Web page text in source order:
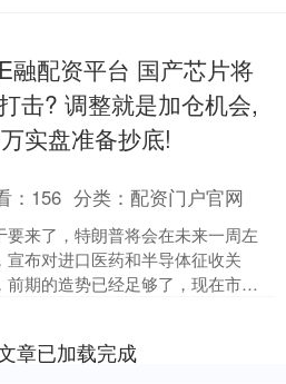
融配资平台 国产芯片将
击? 调整就是加仓机会,
实盘准备抄底!
： 156 分类：配资门户官网
要来了，特朗普将会在未来一周左
宣布对进口医药和半导体征收关
前期的造势已经足够了，现在市场
章已加载完成